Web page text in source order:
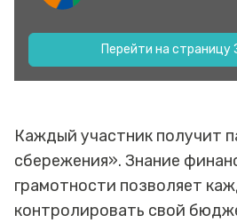
Перейти на
Каждый участник получит
сбережения». Знание
грамотности позволяет
контролировать свой